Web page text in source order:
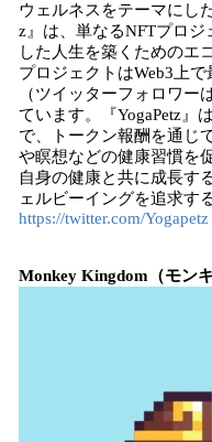
ウェルネスをテーマにし
z』は、単なるNFTプロ
した人生を築くためのエ
プロジェクトはWeb3上
（ツイッターフォロワー
ています。『YogaPetz』
で、トークン報酬を通じ
や瞑想などの健康習慣を
自身の健康と共に成長す
ェルビーイングを追求す
https://twitter.com/Yogapetz
Monkey Kingdom（モン